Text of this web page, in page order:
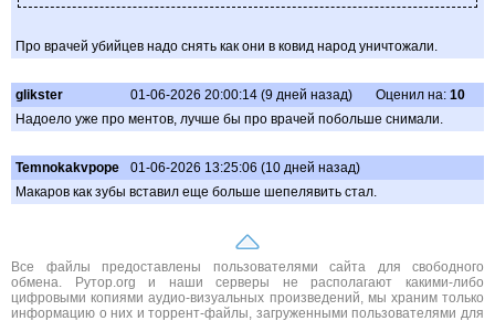
Про врачей убийцев надо снять как они в ковид народ уничтожали.
glikster 01-06-2026 20:00:14 (9 дней назад) Оценил на: 10
Надоело уже про ментов, лучше бы про врачей побольше снимали.
Temnokakvpope
01-06-2026 13:25:06 (10 дней назад)
Макаров как зубы вставил еще больше шепелявить стал.
Все файлы предоставлены пользователями сайта для свободного
обмена. Рутор.org и наши серверы не располагают какими-либо
цифровыми копиями аудио-визуальных произведений, мы храним только
информацию о них и торрент-файлы, загруженными пользователями для